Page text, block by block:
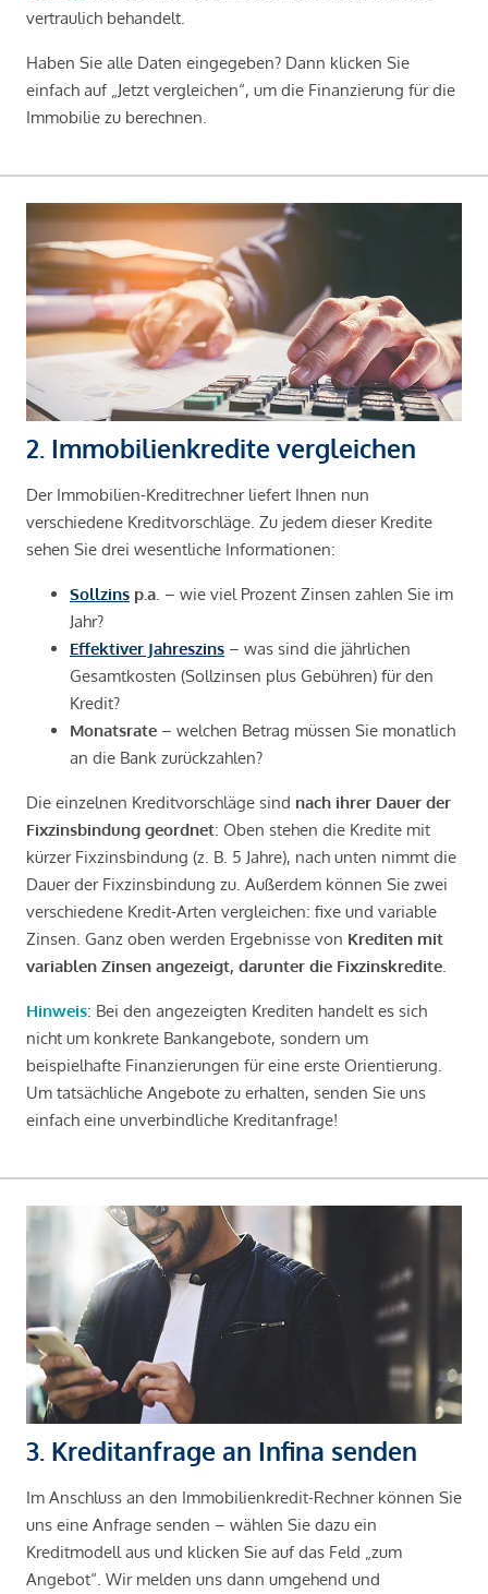
vertraulich behandelt.
Haben Sie alle Daten eingegeben? Dann klicken Sie
einfach auf „Jetzt vergleichen“, um die Finanzierung für die
Immobilie zu berechnen.
2. Immobilienkredite vergleichen
Der Immobilien-Kreditrechner liefert Ihnen nun
verschiedene Kreditvorschläge. Zu jedem dieser Kredite
sehen Sie drei wesentliche Informationen:
Sollzins p.a . – wie viel Prozent Zinsen zahlen Sie im
Jahr?
Effektiver Jahreszins – was sind die jährlichen
Gesamtkosten (Sollzinsen plus Gebühren) für den
Kredit?
Monatsrate – welchen Betrag müssen Sie monatlich
an die Bank zurückzahlen?
Die einzelnen Kreditvorschläge sind nach ihrer Dauer der
Fixzinsbindung geordnet: Oben stehen die Kredite mit
kürzer Fixzinsbindung (z. B. 5 Jahre), nach unten nimmt die
Dauer der Fixzinsbindung zu. Außerdem können Sie zwei
verschiedene Kredit-Arten vergleichen: fixe und variable
Zinsen. Ganz oben werden Ergebnisse von Krediten mit
variablen Zinsen angezeigt, darunter die Fixzinskredite
Hinweis: Bei den angezeigten Krediten handelt es sich
nicht um konkrete Bankangebote, sondern um
beispielhafte Finanzierungen für eine erste Orientierung.
Um tatsächliche Angebote zu erhalten, senden Sie uns
einfach eine unverbindliche Kreditanfrage!
3. Kreditanfrage an Infina senden
Im Anschluss an den Immobilienkredit-Rechner können Sie
uns eine Anfrage senden – wählen Sie dazu ein
Kreditmodell aus und klicken Sie auf das Feld „zum
Angebot“. Wir melden uns dann umgehend und